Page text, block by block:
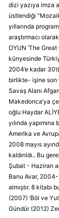
dizi yazıya imza
üstlendiği
yıllarında
araştırmacı
OYUN ‘The
künyesinde
2004’e kadar
birlikte- işine son
Savaş Alanı
Makedonca’ya
oğlu Haydar
yılında
Amerika ve
2008 mayıs
kaldırıldı.. Bu
Şubat - Haziran
Banu Avar,
almıştır. 8 kitabı
(2007) ‘Böl ve
Gündür (2012)